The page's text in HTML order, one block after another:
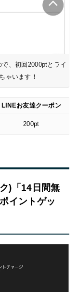
、初回2000ptとライ
ゃいます！
LINEお友達クーポン
200pt
)「14日間無
イントゲッ